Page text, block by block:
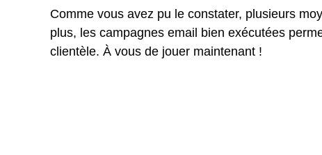
Comme vous avez pu le constater, plusieurs
plus, les campagnes email bien exécutées
clientèle. À vous de jouer maintenant !